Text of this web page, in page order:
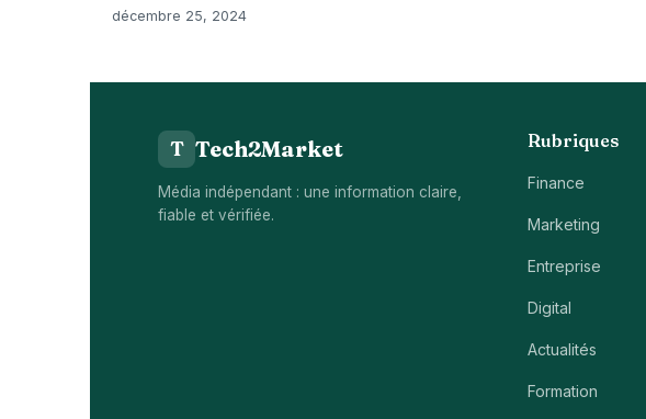
décembre 25, 2024
T Tech2Market
Média indépendant : une information claire,
fiable et vérifiée.
Rubriques
Finance
Marketing
Entreprise
Digital
Actualités
Formation